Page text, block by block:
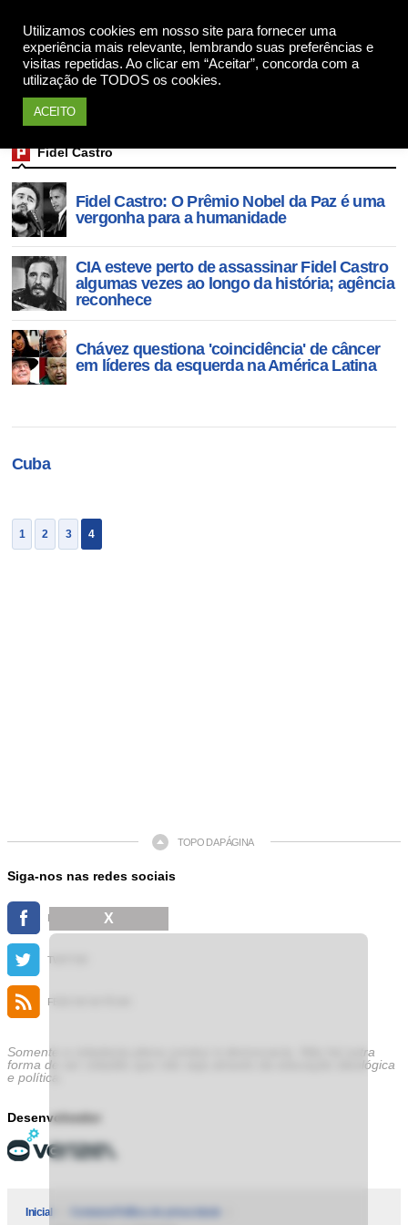
Utilizamos cookies em nosso site para fornecer uma
experiência mais relevante, lembrando suas preferências e
visitas repetidas. Ao clicar em “Aceitar”, concorda com a
utilização de TODOS os cookies.
ACEITO
Fidel Castro
Fidel Castro: O Prêmio Nobel da Paz é uma
vergonha para a humanidade
CIA esteve perto de assassinar Fidel Castro
algumas vezes ao longo da história; agência
reconhece
Chávez questiona 'coincidência' de câncer
em líderes da esquerda na América Latina
Cuba
1 2 3 4
TOPO DA PÁGINA
Siga-nos nas redes sociais
FACEBOOK
TWITTER
FEED DE NOTÍCIAS
Somente a cidadania plena conduz à democracia. Não há outra
forma de ser cidadão que não seja através da educação ideológica
e política.
Desenvolvedor
Inicial
X